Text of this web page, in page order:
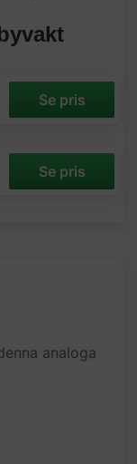
Se pris
Se pris
analoga